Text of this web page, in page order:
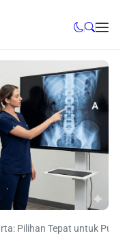
Pilihan Tepat untuk